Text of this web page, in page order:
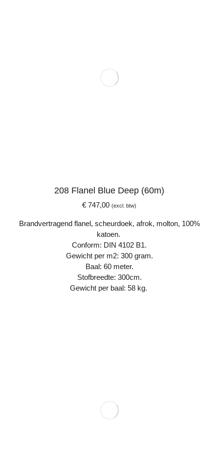
208 Flanel Blue Deep (60m)
€ 747,00 (excl. btw)
Brandvertragend flanel, scheurdoek, afrok, molton, 100%
katoen.
Conform: DIN 4102 B1.
Gewicht per m2: 300 gram.
Baal: 60 meter.
Stofbreedte: 300cm.
Gewicht per baal: 58 kg.